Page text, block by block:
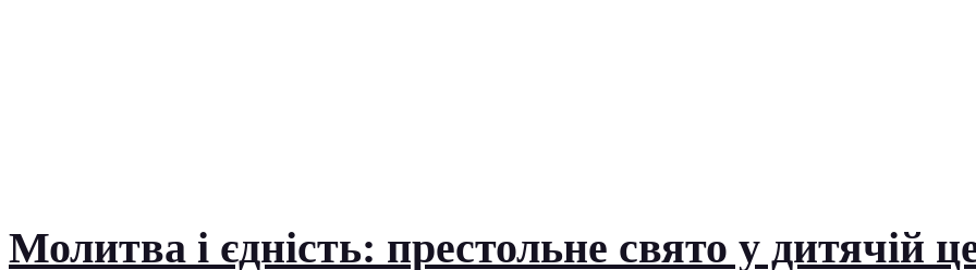
Молитва і єдність: престольне свято у дитячій